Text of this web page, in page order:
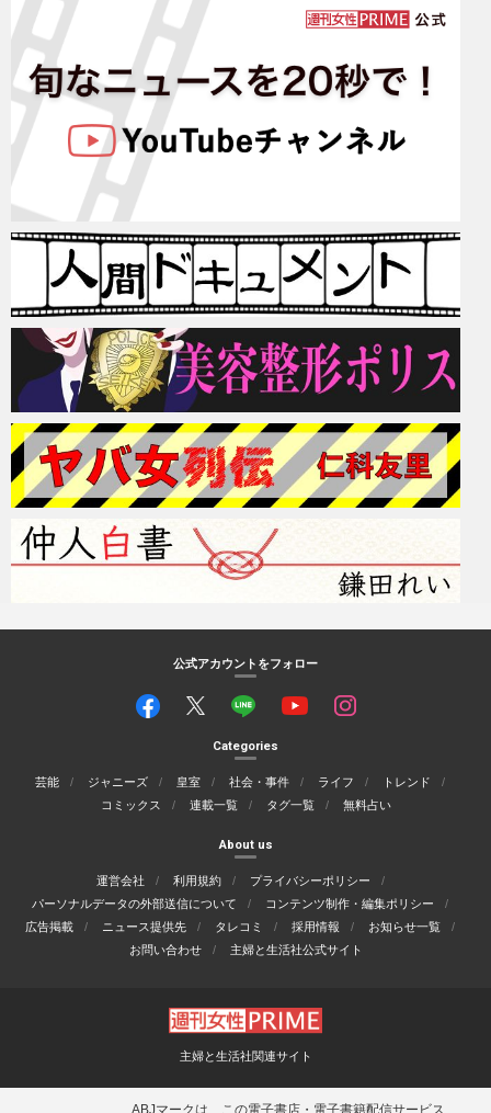
公式アカウントをフォロー
Categories
芸能 ジャニーズ 皇室 社会・事件 ライフ
トレンド
コミックス
連載一覧 タグ一覧 無料占い
About us
運営会社 利用規約
プライバシーポリシー
パーソナルデータの外部送信について
コンテンツ制作・編集ポリシー
広告掲載
ニュース提供先 タレコミ 採用情報
お知らせ一覧
お問い合わせ
主婦と生活社公式サイト
主婦と生活社関連サイト